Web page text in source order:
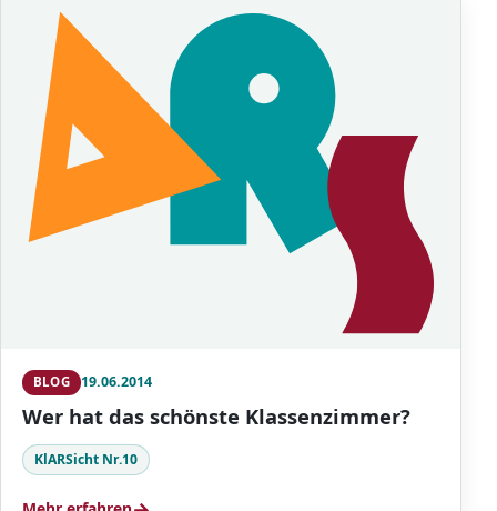
BLOG 19.06.2014
Wer hat das schönste Klassenzimmer?
KlARSicht Nr.10